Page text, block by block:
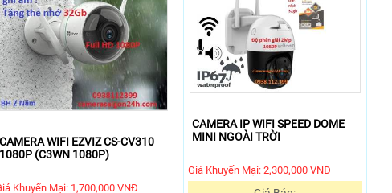
CAMERA WIFI EZVIZ CS-CV310
1080P (C3WN 1080P)
Khuyến Mại: 1,700,000 VNĐ
CAMERA IP WIFI SPEED DOME
MINI NGOÀI TRỜI
Giá Khuyến Mại: 2,300,000 VNĐ